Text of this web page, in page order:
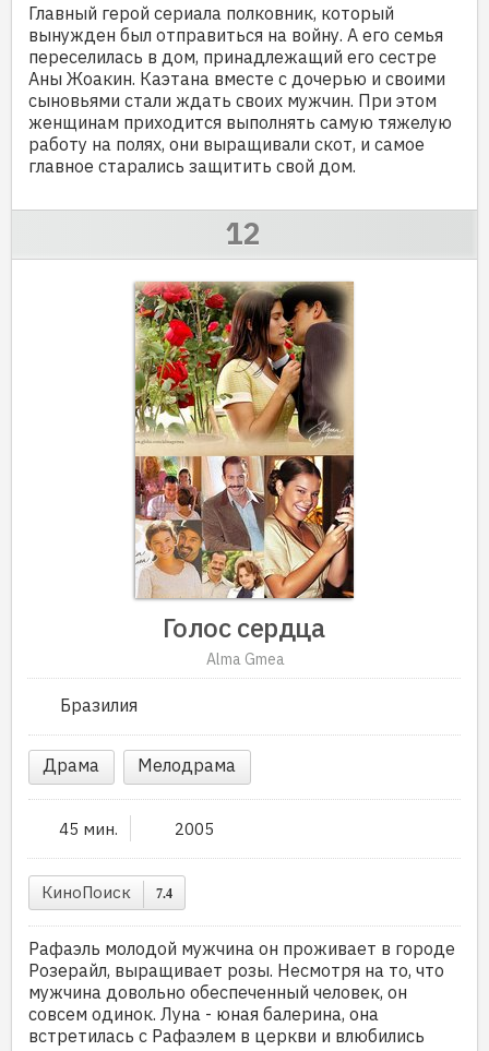
Главный герой сериала полковник, который
вынужден был отправиться на войну. А его семья
переселилась в дом, принадлежащий его сестре
Аны Жоакин. Каэтана вместе с дочерью и своими
сыновьями стали ждать своих мужчин. При этом
женщинам приходится выполнять самую тяжелую
работу на полях, они выращивали скот, и самое
главное старались защитить свой дом.
Голос сердца
Alma Gmea
Бразилия
Драма Мелодрама
45 мин. 2005
КиноПоиск 7.4
Рафаэль молодой мужчина он проживает в городе
Розерайл, выращивает розы. Несмотря на то, что
мужчина довольно обеспеченный человек, он
совсем одинок. Луна - юная балерина, она
встретилась с Рафаэлем в церкви и влюбились